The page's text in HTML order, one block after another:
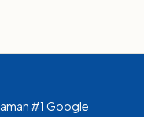
#1 Google